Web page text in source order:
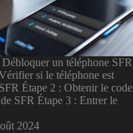
un téléphone SFR
si le téléphone est
Étape 2 : Obtenir le code
SFR Étape 3 : Entrer le
2024